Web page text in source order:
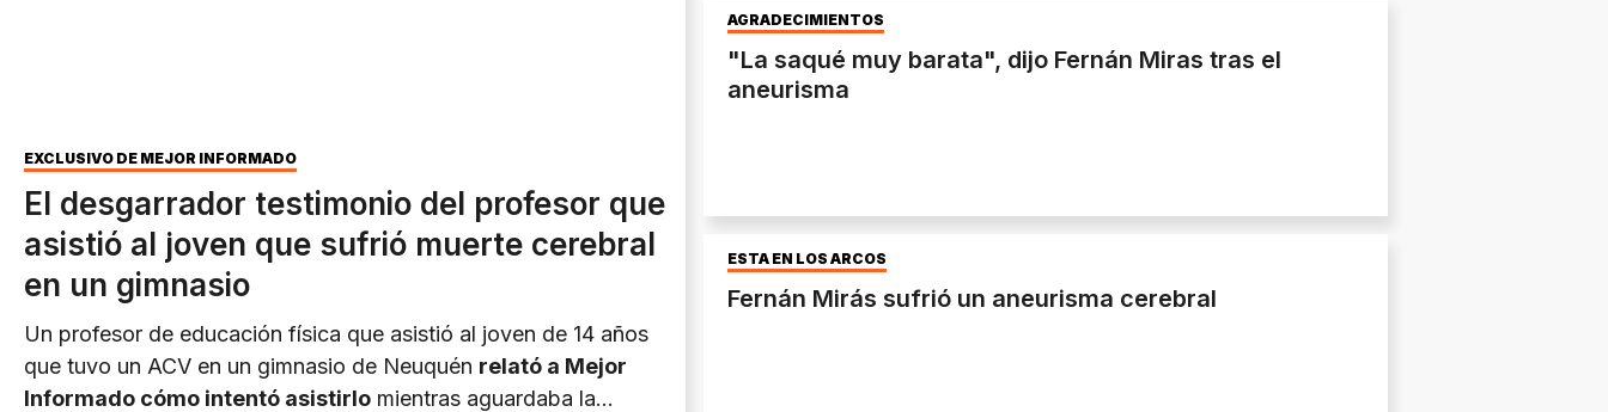
EXCLUSIVO DE MEJOR INFORMADO
El desgarrador testimonio del profesor que
asistió al joven que sufrió muerte cerebral
en un gimnasio
Un profesor de educación física que asistió al joven de 14 años
que tuvo un ACV en un gimnasio de Neuquén relató a Mejor
Informado cómo intentó asistirlo mientras aguardaba la
AGRADECIMIENTOS
"La saqué muy barata", dijo Fernán Miras tras el
aneurisma
ESTÁ EN LOS ARCOS
Fernán Mirás sufrió un aneurisma cerebral